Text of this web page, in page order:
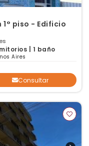
piso - Edificio
| 1 baño
Aires
Consultar